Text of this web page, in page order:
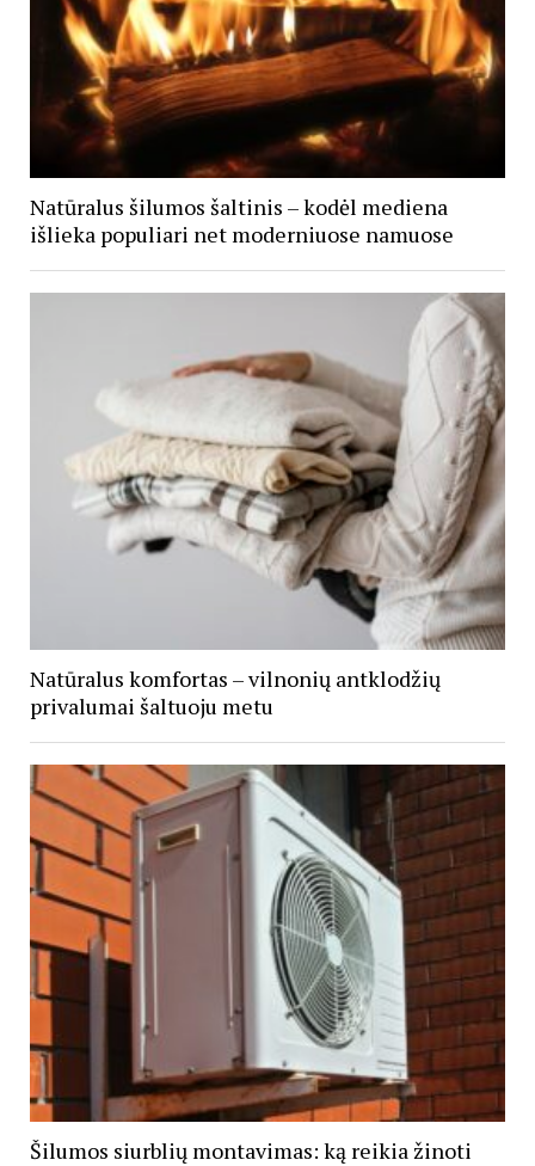
Natūralus šilumos šaltinis – kodėl mediena
išlieka populiari net moderniuose namuose
Natūralus komfortas – vilnonių antklodžių
privalumai šaltuoju metu
Šilumos siurblių montavimas: ką reikia žinoti